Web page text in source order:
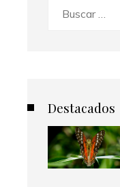
Destacados